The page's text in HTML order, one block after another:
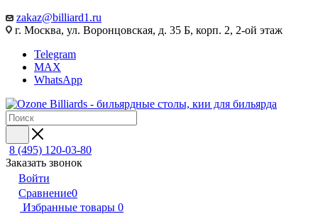
zakaz@billiard1.ru
г. Москва, ул. Воронцовская, д. 35 Б, корп. 2, 2-ой этаж
Telegram
MAX
WhatsApp
8 (495) 120-03-80
Заказать звонок
Войти
Сравнение0
Избранные товары 0